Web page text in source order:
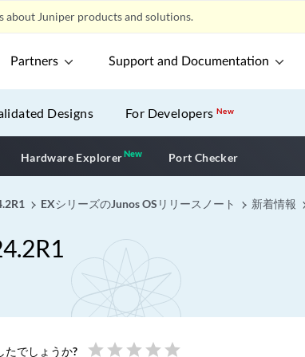
Juniper products and solutions.
Partners Support and Documentation
Designs For DevelopersNew
Hardware ExplorerNewNew application
Port Checker
EXシリーズのJunos OSリリースノート 新着情報
たでしょうか? star star star star star